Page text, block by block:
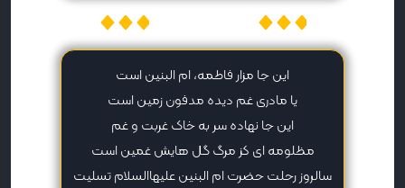
این جا مزار فاطمه، ام البنین است
یا مادری غم دیده مدفون زمین است
این جا نهاده سر به خاک غربت و غم
مظلومه ای کز مرگ گل هایش غمین است
سالروز رحلت حضرت ام البنین علیهاالسلام تسلیت